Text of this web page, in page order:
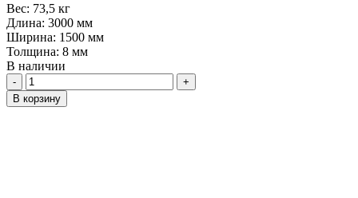
Вес: 73,5 кг
Длина: 3000 мм
Ширина: 1500 мм
Толщина: 8 мм
В наличии
Количество
В корзину